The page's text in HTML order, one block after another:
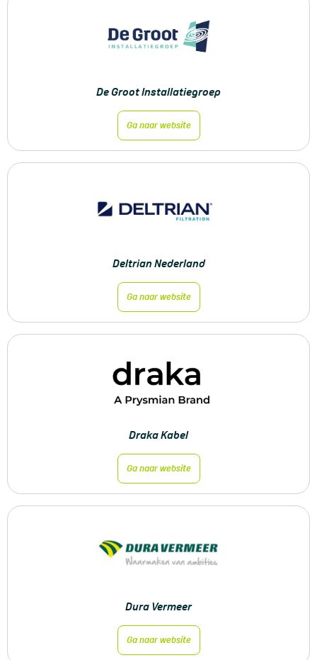
De Groot Installatiegroep
Ga naar website
Deltrian Nederland
Ga naar website
Draka Kabel
Ga naar website
Dura Vermeer
Ga naar website